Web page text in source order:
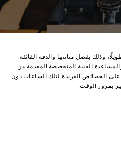
وذلك بفضل متانتها والدقة الفائقة
الفنية المتخصصة المقدمة من
على الخصائص الفريدة لتلك الساعات دون
بمرور الوقت.